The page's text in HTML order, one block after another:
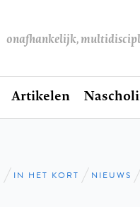
onafhankelijk,
Artikelen
IN HET KORT NIEUWS